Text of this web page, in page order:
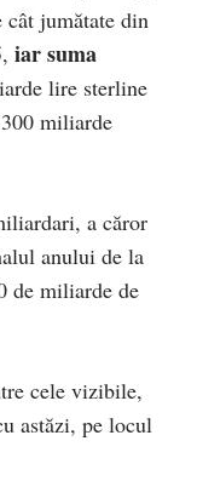
cât jumătate din
iar suma
lire sterline
miliarde
a căror
anului de la
de miliarde de
cele vizibile,
astăzi, pe locul